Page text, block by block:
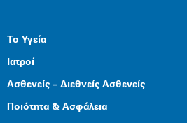
Το Υγεία
Ιατροί
Ασθενείς – Διεθνείς Ασθενείς
Ποιότητα & Ασφάλεια